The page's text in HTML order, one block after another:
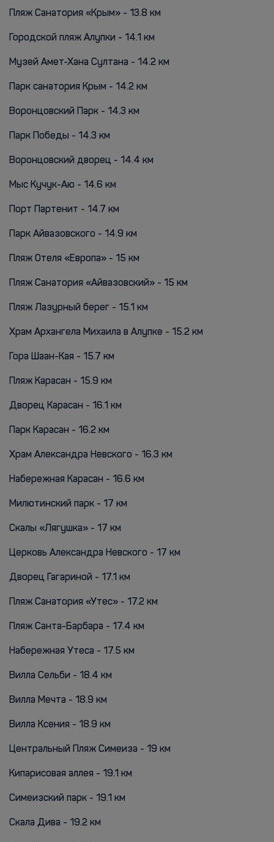
Пляж Санатория «Крым» - 13.8 км
Городской пляж Алупки - 14.1 км
Музей Амет-Хана Султана - 14.2 км
Парк санатория Крым - 14.2 км
Воронцовский Парк - 14.3 км
Парк Победы - 14.3 км
Воронцовский дворец - 14.4 км
Мыс Кучук-Аю - 14.6 км
Порт Партенит - 14.7 км
Парк Айвазовского - 14.9 км
Пляж Отеля «Европа» - 15 км
Пляж Санатория «Айвазовский» - 15 км
Пляж Лазурный берег - 15.1 км
Храм Архангела Михаила в Алупке - 15.2 км
Гора Шаан-Кая - 15.7 км
Пляж Карасан - 15.9 км
Дворец Карасан - 16.1 км
Парк Карасан - 16.2 км
Храм Александра Невского - 16.3 км
Набережная Карасан - 16.6 км
Милютинский парк - 17 км
Скалы «Лягушка» - 17 км
Церковь Александра Невского - 17 км
Дворец Гагариной - 17.1 км
Пляж Санатория «Утес» - 17.2 км
Пляж Санта-Барбара - 17.4 км
Набережная Утеса - 17.5 км
Вилла Сельби - 18.4 км
Вилла Мечта - 18.9 км
Вилла Ксения - 18.9 км
Центральный Пляж Симеиза - 19 км
Кипарисовая аллея - 19.1 км
Симеизский парк - 19.1 км
Cкала Дива - 19.2 км